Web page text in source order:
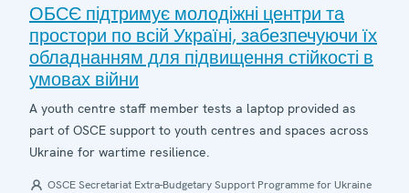
ОБСЄ підтримує молодіжні центри та
простори по всій Україні, забезпечуючи їх
обладнанням для підвищення стійкості в
умовах війни
A youth centre staff member tests a laptop provided as
part of OSCE support to youth centres and spaces across
Ukraine for wartime resilience.
OSCE Secretariat Extra-Budgetary Support Programme for Ukraine